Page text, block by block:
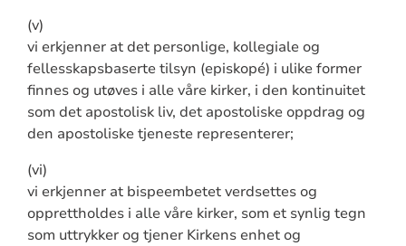
(v)
vi erkjenner at det personlige, kollegiale og
fellesskapsbaserte tilsyn (episkopé) i ulike former
finnes og utøves i alle våre kirker, i den kontinuitet
som det apostolisk liv, det apostoliske oppdrag og
den apostoliske tjeneste representerer;
(vi)
vi erkjenner at bispeembetet verdsettes og
opprettholdes i alle våre kirker, som et synlig tegn
som uttrykker og tjener Kirkens enhet og